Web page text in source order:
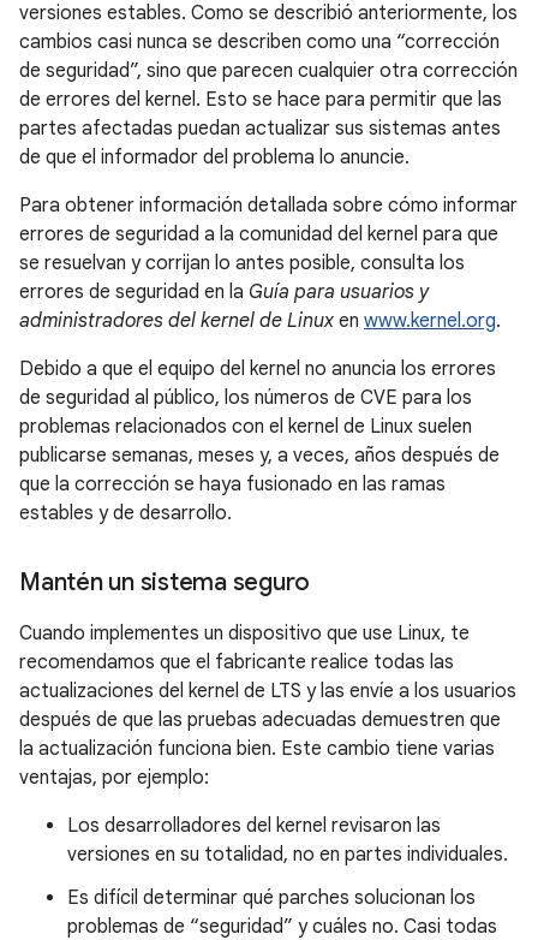
versiones estables. Como se describió anteriormente, los
cambios casi nunca se describen como una “corrección
de seguridad”, sino que parecen cualquier otra corrección
de errores del kernel. Esto se hace para permitir que las
partes afectadas puedan actualizar sus sistemas antes
de que el informador del problema lo anuncie.
Para obtener información detallada sobre cómo informar
errores de seguridad a la comunidad del kernel para que
se resuelvan y corrijan lo antes posible, consulta los
errores de seguridad en la Guía para usuarios y
administradores del kernel de Linux en www.kernel.org.
Debido a que el equipo del kernel no anuncia los errores
de seguridad al público, los números de CVE para los
problemas relacionados con el kernel de Linux suelen
publicarse semanas, meses y, a veces, años después de
que la corrección se haya fusionado en las ramas
estables y de desarrollo.
Mantén un sistema seguro
Cuando implementes un dispositivo que use Linux, te
recomendamos que el fabricante realice todas las
actualizaciones del kernel de LTS y las envíe a los usuarios
después de que las pruebas adecuadas demuestren que
la actualización funciona bien. Este cambio tiene varias
ventajas, por ejemplo:
Los desarrolladores del kernel revisaron las
versiones en su totalidad, no en partes individuales.
Es difícil determinar qué parches solucionan los
problemas de “seguridad” y cuáles no. Casi todas